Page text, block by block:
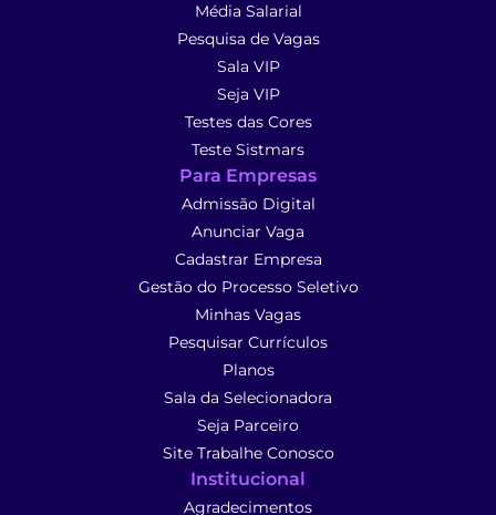
Média Salarial
Pesquisa de Vagas
Sala VIP
Seja VIP
Testes das Cores
Teste Sistmars
Para Empresas
Admissão Digital
Anunciar Vaga
Cadastrar Empresa
Gestão do Processo Seletivo
Minhas Vagas
Pesquisar Currículos
Planos
Sala da Selecionadora
Seja Parceiro
Site Trabalhe Conosco
Institucional
Agradecimentos